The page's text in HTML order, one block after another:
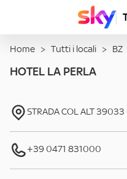
Home > Tutti i locali > BZ
HOTEL LA PERLA
STRADA COL ALT39033
+39 0471 831000